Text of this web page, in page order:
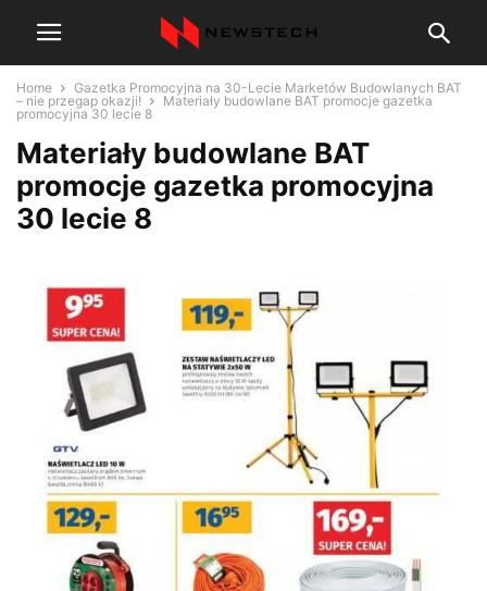
Home
Gazetka Promocyjna na 30-Lecie Marketów Budowlanych BAT
– nie przegap okazji!
Materiały budowlane BAT promocje gazetka
promocyjna 30 lecie 8
Materiały budowlane BAT
promocje gazetka promocyjna
30 lecie 8